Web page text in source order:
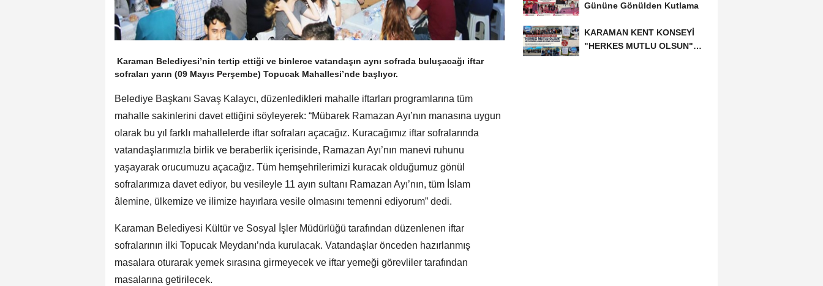
Karaman Belediyesi’nin tertip ettiği ve binlerce vatandaşın aynı sofrada buluşacağı iftar
sofraları yarın (09 Mayıs Perşembe) Topucak Mahallesi’nde başlıyor.
Belediye Başkanı Savaş Kalaycı, düzenledikleri mahalle iftarları programlarına tüm
mahalle sakinlerini davet ettiğini söyleyerek: “Mübarek Ramazan Ayı’nın manasına uygun
olarak bu yıl farklı mahallelerde iftar sofraları açacağız. Kuracağımız iftar sofralarında
vatandaşlarımızla birlik ve beraberlik içerisinde, Ramazan Ayı’nın manevi ruhunu
yaşayarak orucumuzu açacağız. Tüm hemşehrilerimizi kuracak olduğumuz gönül
sofralarımıza davet ediyor, bu vesileyle 11 ayın sultanı Ramazan Ayı’nın, tüm İslam
âlemine, ülkemize ve ilimize hayırlara vesile olmasını temenni ediyorum” dedi.
Karaman Belediyesi Kültür ve Sosyal İşler Müdürlüğü tarafından düzenlenen iftar
sofralarının ilki Topucak Meydanı’nda kurulacak. Vatandaşlar önceden hazırlanmış
masalara oturarak yemek sırasına girmeyecek ve iftar yemeği görevliler tarafından
masalarına getirilecek.
Gününe Gönülden Kutlama
KARAMAN KENT KONSEYİ
"HERKES MUTLU OLSUN"